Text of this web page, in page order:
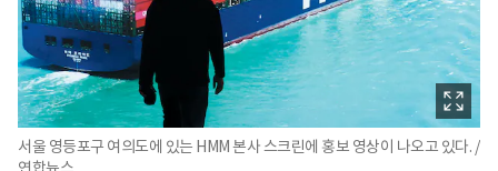
서울 영등포구 여의도에 있는 HMM 본사 스크린에 홍보 영상이 나오고 있다. /